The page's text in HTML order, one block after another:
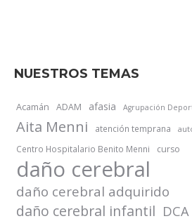
NUESTROS TEMAS
Acamán ADAM afasia Agrupación
Aita Menni atención temprana
Centro Hospitalario Benito Menni curso
daño cerebral
daño cerebral adquirido
daño cerebral infantil DCA